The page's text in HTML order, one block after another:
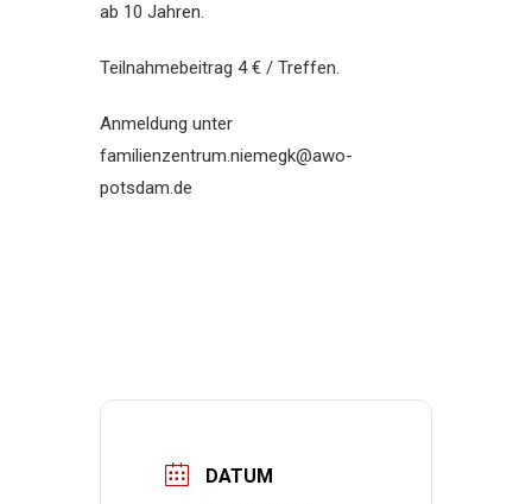
ab 10 Jahren.
Teilnahmebeitrag 4 € / Treffen.
Anmeldung unter
familienzentrum.niemegk@awo-
potsdam.de
DATUM